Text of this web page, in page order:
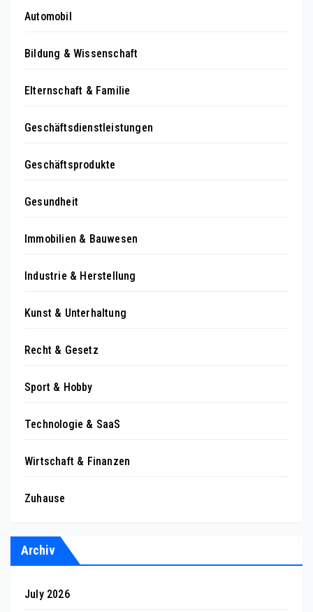
Automobil
Bildung & Wissenschaft
Elternschaft & Familie
Geschäftsdienstleistungen
Geschäftsprodukte
Gesundheit
Immobilien & Bauwesen
Industrie & Herstellung
Kunst & Unterhaltung
Recht & Gesetz
Sport & Hobby
Technologie & SaaS
Wirtschaft & Finanzen
Zuhause
Archiv
July 2026